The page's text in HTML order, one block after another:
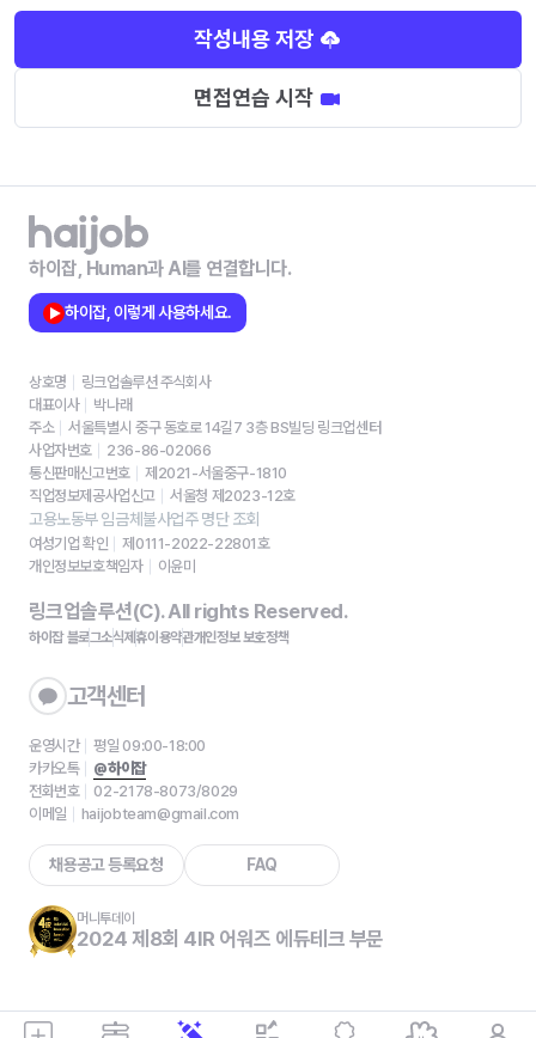
작성내용 저장
면접연습 시작
하이잡, Human과 AI를 연결합니다.
하이잡, 이렇게 사용하세요.
상호명
링크업솔루션 주식회사
대표이사
박나래
주소
서울특별시 중구 동호로 14길7 3층 BS빌딩 링크업센터
사업자번호
236-86-02066
통신판매신고번호
제2021-서울중구-1810
직업정보제공사업신고
서울청 제2023-12호
고용노동부 임금체불사업주 명단 조회
여성기업 확인
제0111-2022-22801호
개인정보보호책임자
이윤미
링크업솔루션(C). All rights Reserved.
하이잡 블로그소식제휴이용약관개인정보 보호정책
고객센터
운영시간
평일 09:00-18:00
카카오톡
@하이잡
전화번호
02-2178-8073/8029
이메일
haijobteam@gmail.com
채용공고 등록요청 FAQ
머니투데이
2024 제8회 4IR 어워즈 에듀테크 부문